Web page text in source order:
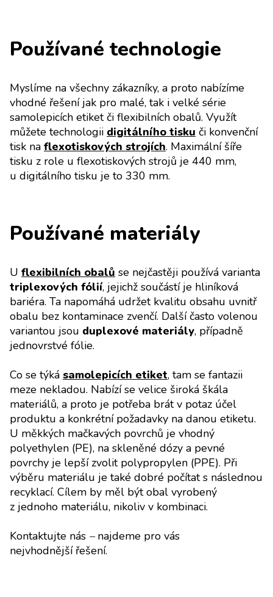
Používané technologie
Myslíme na všechny zákazníky, a proto nabízíme
vhodné řešení jak pro malé, tak i velké série
samolepicích etiket či flexibilních obalů. Využít
můžete technologii digitálního tisku či konvenční
tisk na flexotiskových strojích. Maximální šíře
tisku z role u flexotiskových strojů je 440 mm,
u digitálního tisku je to 330 mm.
Používané materiály
U flexibilních obalů se nejčastěji používá varianta
triplexových fólií, jejichž součástí je hliníková
bariéra. Ta napomáhá udržet kvalitu obsahu uvnitř
obalu bez kontaminace zvenčí. Další často volenou
variantou jsou duplexové materiály, případně
jednovrstvé fólie.
Co se týká samolepicích etiket, tam se fantazii
meze nekladou. Nabízí se velice široká škála
materiálů, a proto je potřeba brát v potaz účel
produktu a konkrétní požadavky na danou etiketu.
U měkkých mačkavých povrchů je vhodný
polyethylen (PE), na skleněné dózy a pevné
povrchy je lepší zvolit polypropylen (PPE). Při
výběru materiálu je také dobré počítat s následnou
recyklací. Cílem by měl být obal vyrobený
z jednoho materiálu, nikoliv v kombinaci.
Kontaktujte nás –najdeme pro vás
nejvhodnější řešení.